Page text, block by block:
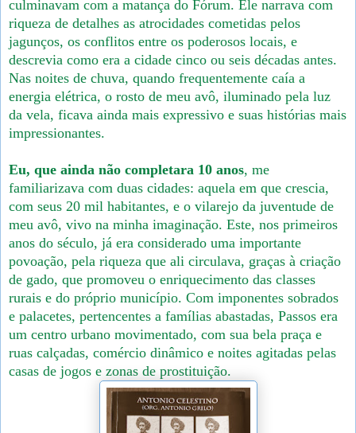
culminavam com a matança do Fórum. Ele narrava com
riqueza de detalhes as atrocidades cometidas pelos
jagunços, os conflitos entre os poderosos locais, e
descrevia como era a cidade cinco ou seis décadas antes.
Nas noites de chuva, quando frequentemente caía a
energia elétrica, o rosto de meu avô, iluminado pela luz
da vela, ficava ainda mais expressivo e suas histórias mais
impressionantes.
Eu, que ainda não completara 10 anos, me
familiarizava com duas cidades: aquela em que crescia,
com seus 20 mil habitantes, e o vilarejo da juventude de
meu avô, vivo na minha imaginação. Este, nos primeiros
anos do século, já era considerado uma importante
povoação, pela riqueza que ali circulava, graças à criação
de gado, que promoveu o enriquecimento das classes
rurais e do próprio município. Com imponentes sobrados
e palacetes, pertencentes a famílias abastadas, Passos era
um centro urbano movimentado, com sua bela praça e
ruas calçadas, comércio dinâmico e noites agitadas pelas
casas de jogos e zonas de prostituição.